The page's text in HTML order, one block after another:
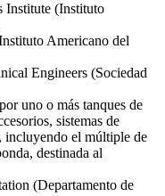
Institute (Instituto
Americano del
Engineers (Sociedad
uno o más tanques de
sistemas de
incluyendo el múltiple de
destinada al
(Departamento de